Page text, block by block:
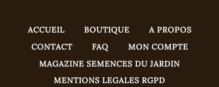
ACCUEIL BOUTIQUE
A PROPOS
CONTACT
FAQ
MON COMPTE
MAGAZINE SEMENCES DU JARDIN
MENTIONS LEGALES RGPD